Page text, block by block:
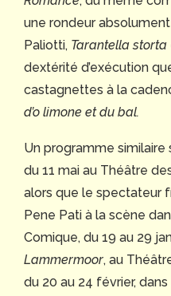
une rondeur
Paliotti, Tarantella storta
dextérité d’exécution
castagnettes à la
d’o limone et du bal.
Un programme
du 11 mai au Théâtre
alors que le spectateur
Pene Pati à la scène
Comique, du 19 au 29
Lammermoor, au
du 20 au 24 février,